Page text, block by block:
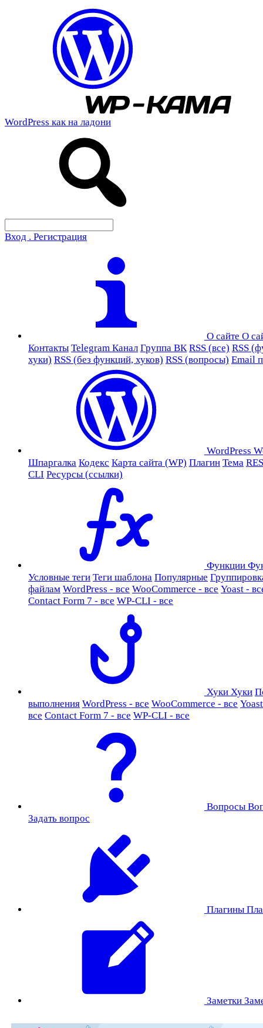
WordPress как на ладони
Вход . Регистрация
О сайте О
Контакты Telegram Канал Группа ВК RSS (все) RSS
хуки) RSS (без функций, хуков) RSS (вопросы) Email
WordPress
Шпаргалка Кодекс Карта сайта (WP) Плагин Тема
CLI Ресурсы (ссылки)
Функции
Условные теги Теги шаблона Популярные
файлам WordPress - все WooCommerce - все Yoast -
Contact Form 7 - все WP-CLI - все
Хуки Хуки
выполнения WordPress - все WooCommerce - все
все Contact Form 7 - все WP-CLI - все
Вопросы
Задать вопрос
Плагины
Заметки